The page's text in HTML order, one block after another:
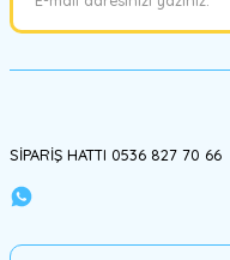
SİPARİŞ HATTI 0536 827 70 66